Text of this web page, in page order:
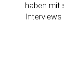
haben mit
Interviews